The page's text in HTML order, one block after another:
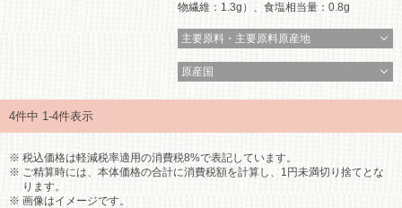
物繊維：1.3g）、食塩相当量：0.8g
主要原料・主要原料原産地
原産国
4件中 1-4件表示
税込価格は軽減税率適用の消費税8%で表記しています。
ご精算時には、本体価格の合計に消費税額を計算し、1円未満切り捨てとな
ります。
画像はイメージです。